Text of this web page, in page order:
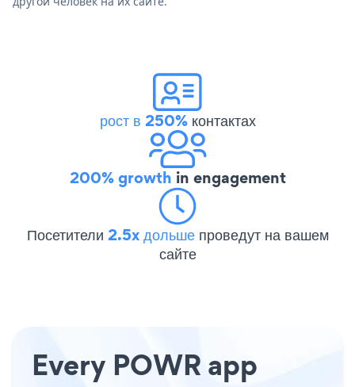
рост в 250%контактах
200% growth in engagement
Посетители 2.5x дольше проведут на вашем
сайте
Every POWR app